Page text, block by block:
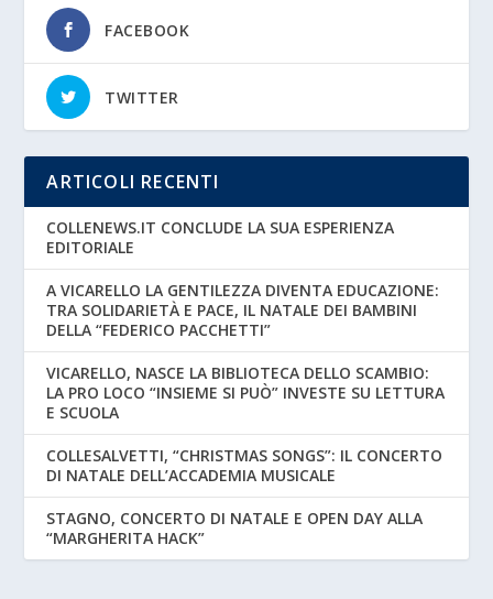
FACEBOOK
TWITTER
ARTICOLI RECENTI
COLLENEWS.IT CONCLUDE LA SUA ESPERIENZA
EDITORIALE
A VICARELLO LA GENTILEZZA DIVENTA EDUCAZIONE:
TRA SOLIDARIETÀ E PACE, IL NATALE DEI BAMBINI
DELLA “FEDERICO PACCHETTI”
VICARELLO, NASCE LA BIBLIOTECA DELLO SCAMBIO:
LA PRO LOCO “INSIEME SI PUÒ” INVESTE SU LETTURA
E SCUOLA
COLLESALVETTI, “CHRISTMAS SONGS”: IL CONCERTO
DI NATALE DELL’ACCADEMIA MUSICALE
STAGNO, CONCERTO DI NATALE E OPEN DAY ALLA
“MARGHERITA HACK”